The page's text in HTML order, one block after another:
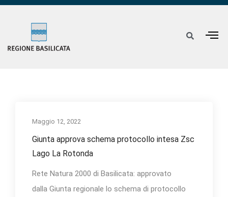
Maggio 12, 2022
Giunta approva schema protocollo intesa Zsc
Lago La Rotonda
Rete Natura 2000 di Basilicata: approvato
dalla Giunta regionale lo schema di protocollo